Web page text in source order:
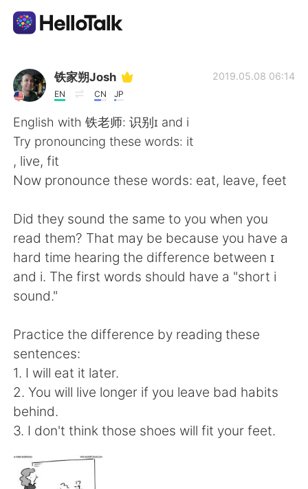
Language Exchange App
AI Grammar Checker
English
Español العربية
Français Deutsch
Русский
Indonesia
Türkçe
铁家朔Josh
EN CN JP
2019.05.08 06:14
English with 铁老师: 识别ɪ and i
Try pronouncing these words: it
, live, fit
Now pronounce these words: eat, leave, feet
Did they sound the same to you when you
read them? That may be because you have a
hard time hearing the difference between ɪ
and i. The first words should have a "short i
sound."
Practice the difference by reading these
sentences:
1. I will eat it later.
2. You will live longer if you leave bad habits
behind.
3. I don't think those shoes will fit your feet.